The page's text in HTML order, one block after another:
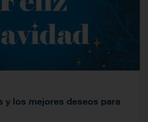
y los mejores deseos para